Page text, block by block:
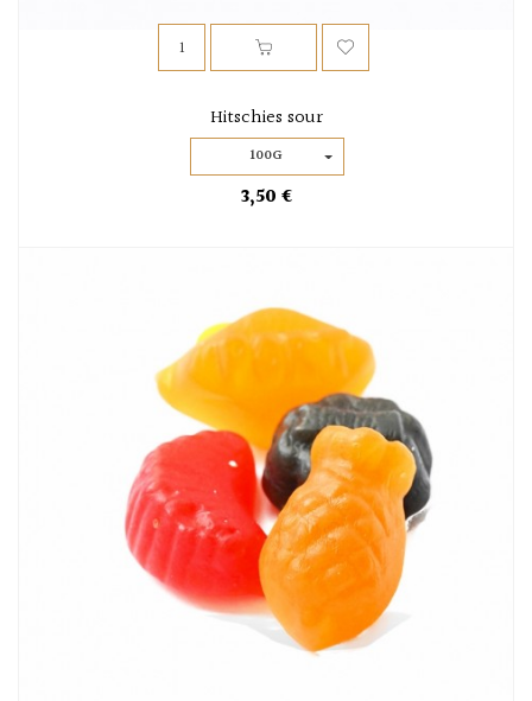
Hitschies sour
100G
3,50 €